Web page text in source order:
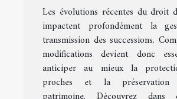
successions ?
Les évolutions récentes du droit
impactent profondément la
transmission des successions.
modifications devient donc
anticiper au mieux la
proches et la